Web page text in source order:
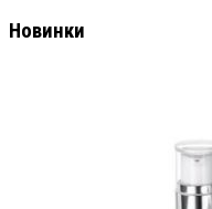
Новинки